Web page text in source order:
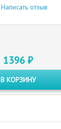
Написать отзыв
1396 ₽
В КОРЗИНУ